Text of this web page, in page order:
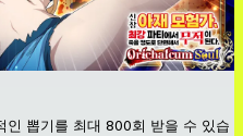
인 뽑기를 최대 800회 받을 수 있습